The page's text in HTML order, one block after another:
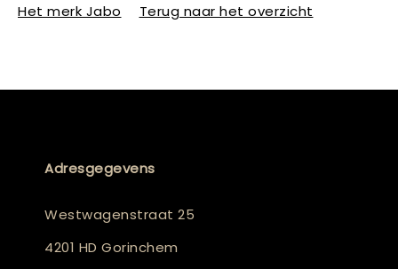
Het merk Jabo Terug naar het overzicht
Adresgegevens
Westwagenstraat 25
4201 HD Gorinchem